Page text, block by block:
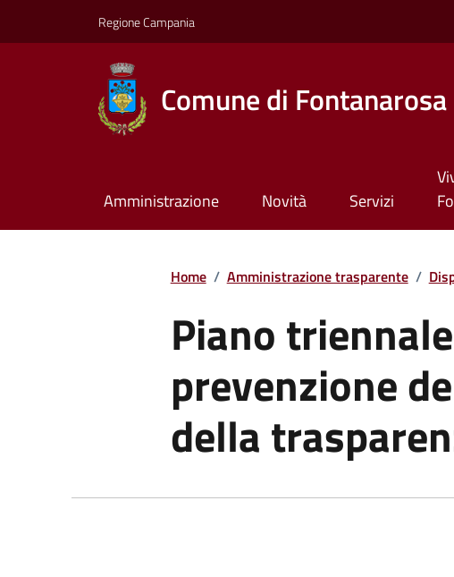
Regione Campania
Comune di Fontanarosa
Amministrazione Novità Servizi
Home / Amministrazione trasparente /
Piano
prevenzione
della